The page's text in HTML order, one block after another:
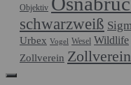
Objektiv
schwarzweiß
Urbex Vogel Wesel Wildlife
Zollverein Zollverein